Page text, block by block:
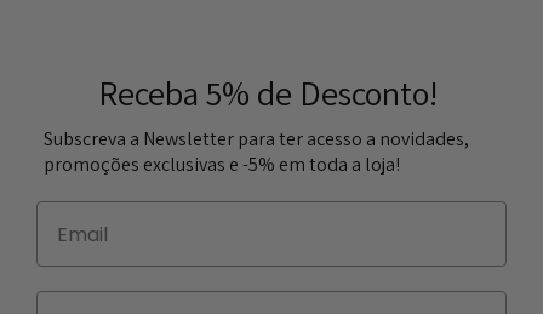
Receba 5% de Desconto!
Subscreva a Newsletter para ter acesso a novidades,
promoções exclusivas e -5% em toda a loja!